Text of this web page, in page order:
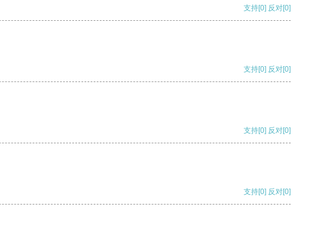
支持[0] 反对[0]
支持[0] 反对[0]
支持[0] 反对[0]
支持[0] 反对[0]